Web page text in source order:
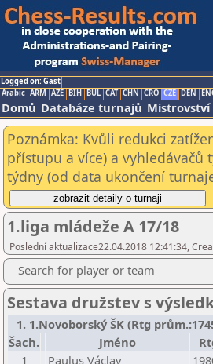
Logged on: Gast
Arabic ARM AZE BIH BUL CAT CHN CRO CZE DEN
Domů Databáze turnajů Mistrovství
Poznámka: Kvůli redukci
přístupu a více) a vyhledávačů
týdny (od data ukončení
1.liga mládeže A 17/18
Poslední aktualizace22.04.2018 12:41:34,
Search for player or team
Sestava družstev s
1. 1.Novoborský ŠK (Rtg
Šach.
Jméno
1
Paulus Václav